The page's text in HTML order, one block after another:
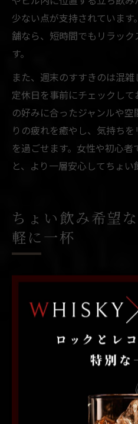
少ない点が支持されていま
舗なら、短時間でもリラッ
す。
また、週末のすすきのは混
定休日を事前にチェックし
の好みに合ったジャンルや
りの疲れを癒やし、気持ち
を過ごせます。女性や初心
と、より一層安心してちょい
ちょい飲み希望
軽に一杯
週末の北海道札幌市中央区
バーでのちょい飲みが新し
います。仕事帰りや友人と
ち寄れるバーが多いのが特
飲み文化も根付いており、
を楽しむことができます。